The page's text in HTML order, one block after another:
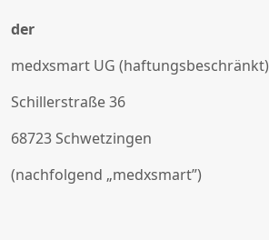
der
medxsmart UG (haftungsbeschränkt)
Schillerstraße 36
68723 Schwetzingen
(nachfolgend „medxsmart”)